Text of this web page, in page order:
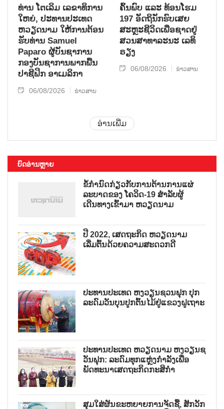
ທ່ານ ໂຕ​ເລິມ ເລ​ຂາ​ທິ​ການ​
ໃຫຍ່, ປະ​ທານ​ປະ​ເທດ ​
ຫວຽດ​ນາມ ໃຫ້​ການ​ຕ້ອນ​
ຮັບ​ທ່ານ Samuel
Paparo ຜູ້​ບັນ​ຊາ​ການ
ກອງ​ບັນ​ຊາ​ການພາກ​ພື້ນ​
ປາ​ຊີ​ຟິກ ອາ​ເມ​ລິ​ກາ
06/08/2026 ຂ່າວສານ
ຄົ້ນ​ພົບ ແລະ ທ້ອນ​ໂຮມ
197 ອັດ​ຖິ​ນັກ​ຮົບ​ເສຍ​
ສະຫຼະ​ຊີ​ວິດ​ເພື່ອ​ຊາດ​ຢູ່​
ສວນ​ສາ​ທາ​ລະ​ນະ ເລ​ທິ​
ຣຽງ
06/08/2026 ຂ່າວສານ
ອ່ານເພີ່ມ
ບົດອ່ານຫຼາຍ
ຂໍ້ກຳນົດກ່ຽວກັບການຕ້ານການແຜ່
ລະບາດຂອງ ໂຄວິດ-19 ສຳລັບຜູ້
ເດີນທາງເຂົ້າມາ ຫວຽດນາມ
ປີ 2022, ເສດຖະກິດ ຫວຽດນາມ
ເລີ່ມຕົ້ນດ້ວຍຄວາມສະດວກດີ
ປະທານປະເທດ ຫງວຽນຊວນຟຸກ ປຸກ
ລະດົມວັນບຸນປູກຕົ້ນໄມ້ຢູ່ແຂວງຝູເຖາະ
ປະທານປະເທດ ຫວຽດນາມ ຫງວຽນຊ
ວັນຟຸກ: ລະດົມທຸກແຫຼ່ງກຳລັງເພື່ອ
ພັດທະນາເສດຖະກິດກະສິກຳ
ສຸມໃສ່ຜັນຂະຫຍາຍການຈັດຊື້, ສັກວັກ